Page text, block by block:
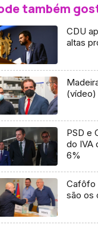
também
CDU
altas
(vídeo)
PSD e
do IVA
6%
Cafôfo
são os